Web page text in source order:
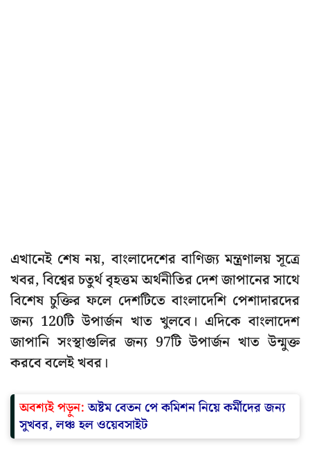
এখানেই শেষ নয়, বাংলাদেশের বাণিজ্য মন্ত্রণালয় সূত্রে
খবর, বিশ্বের চতুর্থ বৃহত্তম অর্থনীতির দেশ জাপানের সাথে
বিশেষ চুক্তির ফলে দেশটিতে বাংলাদেশি পেশাদারদের
জন্য 120টি উপার্জন খাত খুলবে। এদিকে বাংলাদেশ
জাপানি সংস্থাগুলির জন্য 97টি উপার্জন খাত উন্মুক্ত
করবে বলেই খবর।
অবশ্যই পড়ুন: অষ্টম বেতন পে কমিশন নিয়ে কর্মীদের জন্য
সুখবর, লঞ্চ হল ওয়েবসাইট